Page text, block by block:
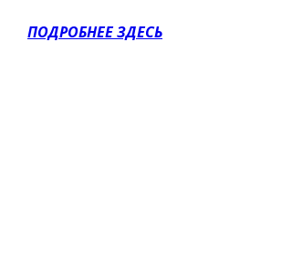
ПОДРОБНЕЕ ЗДЕСЬ